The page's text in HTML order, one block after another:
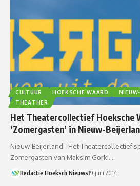
CULTUUR HOEKSCHE WAARD
THEATHER
Het Theatercollectief Hoeksche
‘Zomergasten’ in Nieuw-
Nieuw-Beijerland - Het Theatercollectief
Zomergasten van Maksim Gorki.…
Redactie Hoeksch Nieuws19 juni 2014